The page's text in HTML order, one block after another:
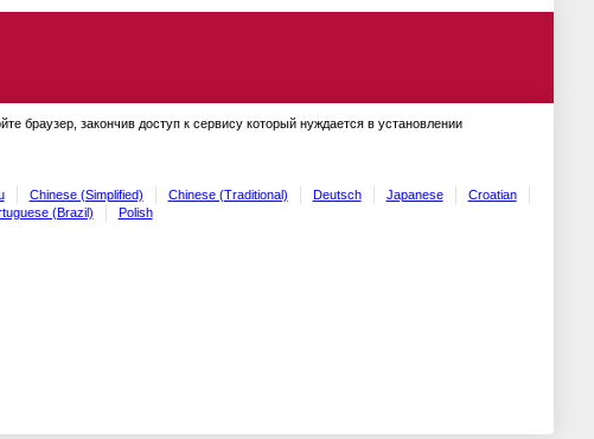
браузер, закончив доступ к сервису который нуждается в установлении
Chinese (Simplified) Chinese (Traditional) Deutsch Japanese
Croatian
(Brazil) Polish